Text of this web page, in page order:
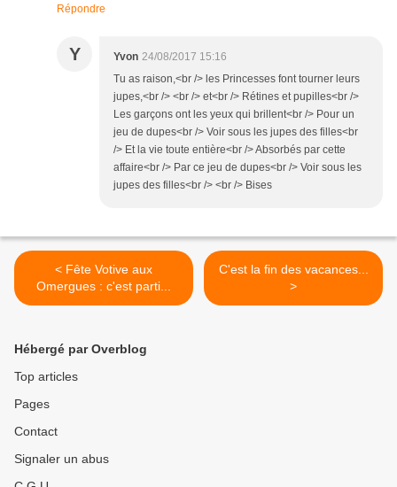
Répondre
Y Yvon 24/08/2017 15:16
Tu as raison,<br /> les Princesses font tourner leurs
jupes,<br /> <br /> et<br /> Rétines et pupilles<br />
Les garçons ont les yeux qui brillent<br /> Pour un
jeu de dupes<br /> Voir sous les jupes des filles<br
/> Et la vie toute entière<br /> Absorbés par cette
affaire<br /> Par ce jeu de dupes<br /> Voir sous les
jupes des filles<br /> <br /> Bises
< Fête Votive aux
Omergues : c'est parti...
C'est la fin des vacances...
>
Hébergé par Overblog
Top articles
Pages
Contact
Signaler un abus